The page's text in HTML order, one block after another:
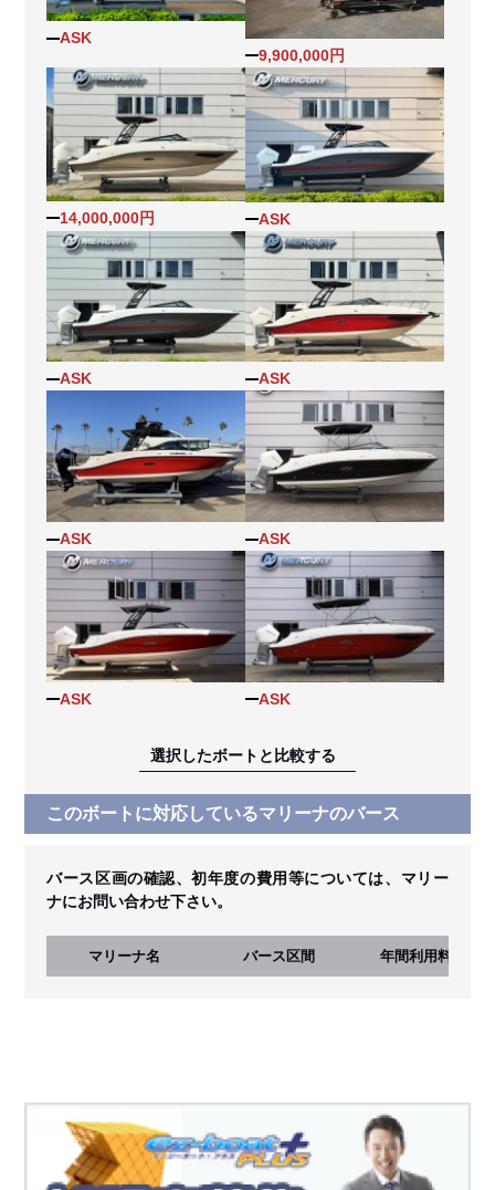
ASK
9,900,000円
14,000,000円 ASK
ASK ASK
ASK ASK
ASK ASK
選択したボートと比較する
このボートに対応しているマリーナのバース
バース区画の確認、初年度の費用等については、マリー
ナにお問い合わせ下さい。
マリーナ名 バース区間 年間利用料